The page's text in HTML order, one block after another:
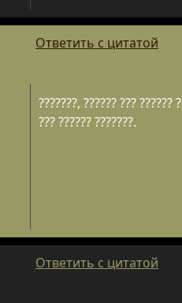
Ответить с цитатой
???????, ?????? ??? ??????
??? ?????? ???????.
Ответить с цитатой